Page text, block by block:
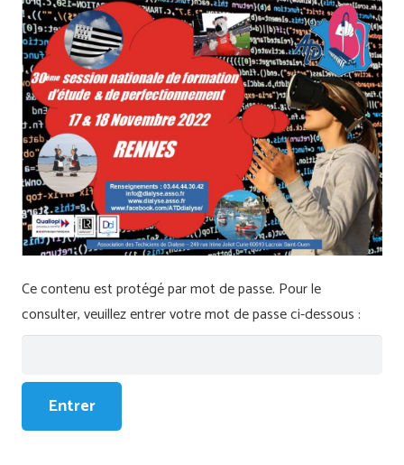
Ce contenu est protégé par mot de passe. Pour le
consulter, veuillez entrer votre mot de passe ci-dessous :